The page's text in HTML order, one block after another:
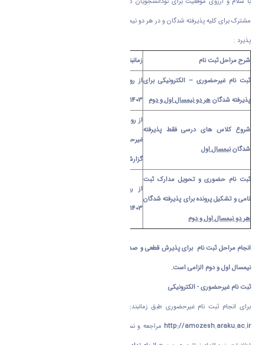
مشترک برای کلیه پذیرفته شدگان و در هر دو نیمسال پذیرش اول و دوم به شرح ذیل انجام می
پذیرد :
شرح مراحل ثبت نام
زمانبندی
ثبت نام غیرحضوری – الکترونیکی برای
پذیرفته شدگانهر دو نیمسال اول و دوم
30/07/1403 طبق اطلاعیه شماره 1
شروع کلاس های درسی فقط پذیرفته
شدگاننیمسال اول
از روز سه شنبه 01/08/1403
غیرحضوری برابر برنامه درسی قابل دریافت از طریق
گزارش شماره 88 سامانه گلستان دانشگاه اراک
ثبت نام حضوری و تحویل مدارک ثبت
نامی و تشکیل پرونده برای پذیرفته شدگان
هر دو نیمسال اول و دوم
09/08/1403 برابر اطلاعیه ابلاغی شماره 2
انجام مراحل ثبت نام برای پذیرش قطعی و صدور کارت دانشجویی برای کلیه پذیرفته شدگان
نیمسال اول و دوم الزامی است.
ثبت نام غیرحضوری - الکترونیکی
برای انجام ثبت نام غیرحضوری طبق زمانبندی زیر به سامانه آموزشی گلستان به آدرس
http://amozesh.araku.ac.ir مراجعه و نسبت به بارگذاری مدارک درخواستی و تکمیل